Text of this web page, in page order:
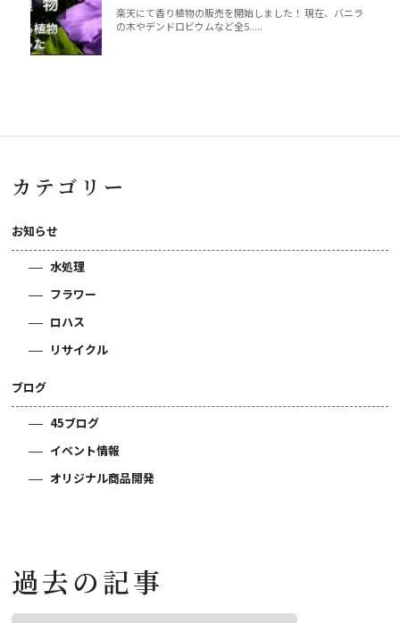
楽天にて香り植物の販売を開始しました！ 現在、バニラ
の木やデンドロビウムなど全5.....
カテゴリー
お知らせ
水処理
フラワー
ロハス
リサイクル
ブログ
45ブログ
イベント情報
オリジナル商品開発
過去の記事